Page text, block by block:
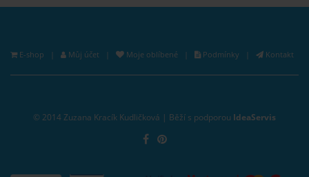
E-shop Můj účet Moje oblíbené Podmínky Kontakt
© 2014 Zuzana Kracík Kudličková | Běží s podporou IdeaServis